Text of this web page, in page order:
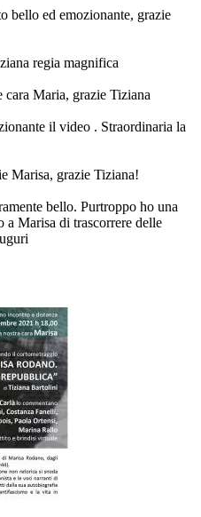
bello ed emozionante, grazie
regia magnifica
Maria, grazie Tiziana
il video . Straordinaria la
Marisa, grazie Tiziana!
bello. Purtroppo ho una
a Marisa di trascorrere delle